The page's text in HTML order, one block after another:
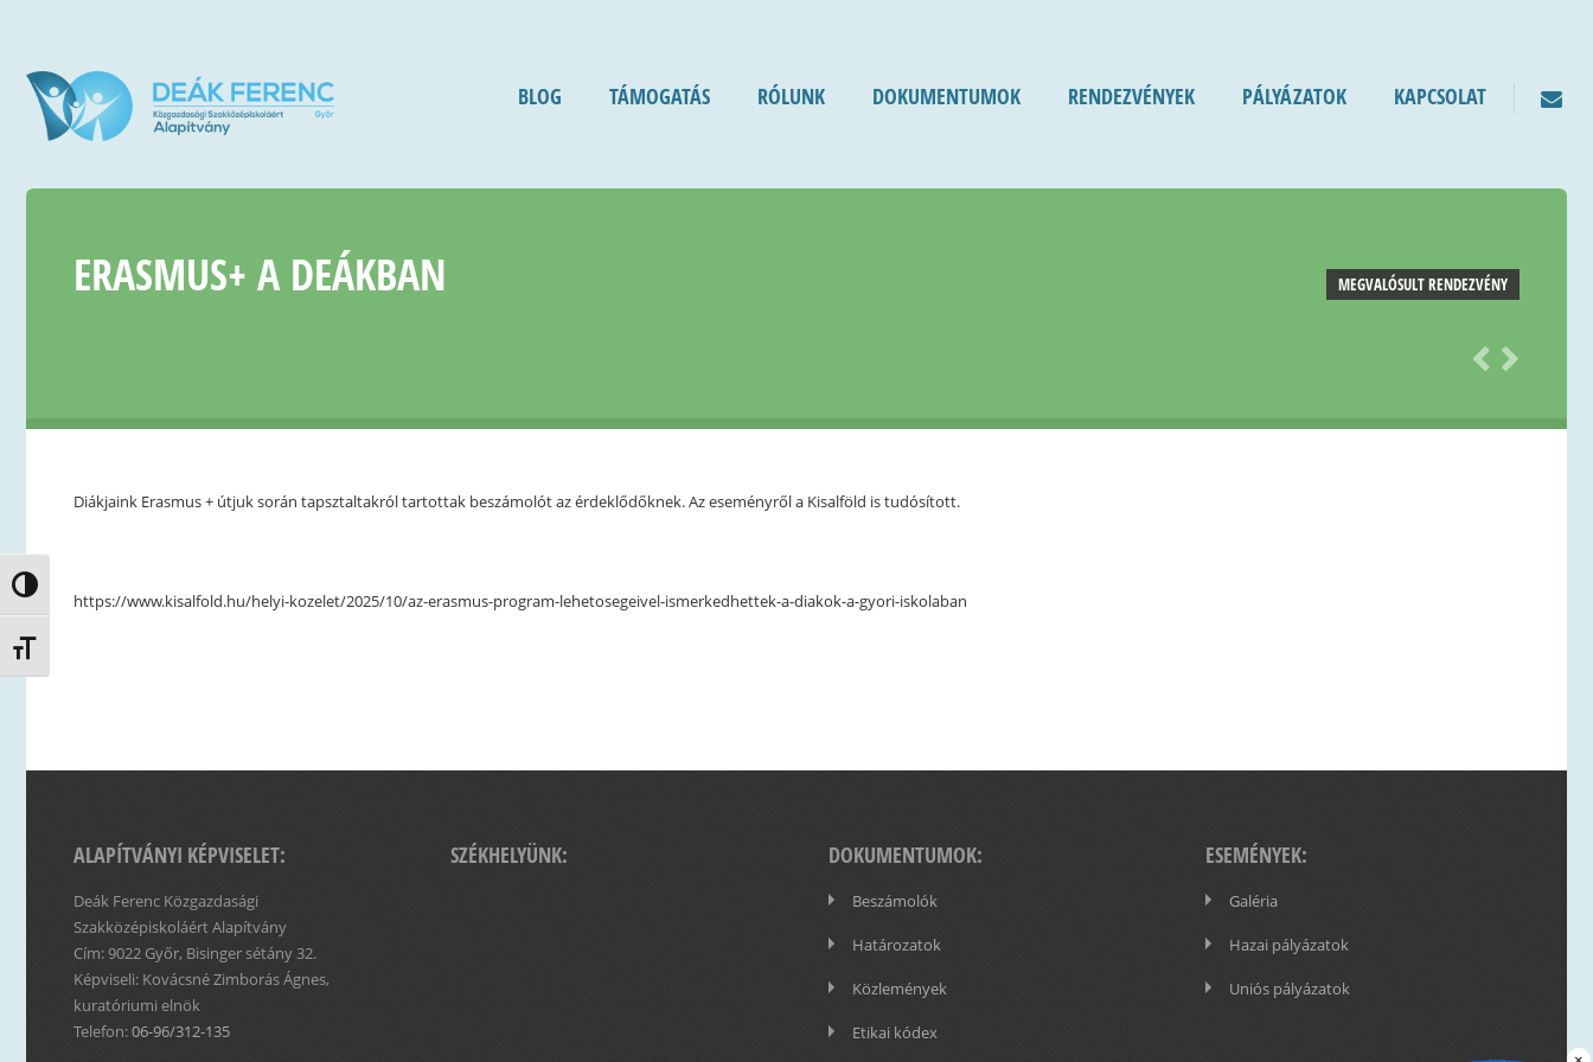
Nagy kontraszt váltása
Betűméret váltása
BLOG TÁMOGATÁS RÓLUNK DOKUMENTUMOK RENDEZVÉNYEK PÁLYÁZATOK KAPCSOLAT
ERASMUS+ A DEÁKBAN MEGVALÓSULT RENDEZVÉNY
Diákjaink Erasmus + útjuk során tapsztaltakról tartottak beszámolót az érdeklődőknek. Az eseményről a Kisalföld is tudósított.
https://www.kisalfold.hu/helyi-kozelet/2025/10/az-erasmus-program-lehetosegeivel-ismerkedhettek-a-diakok-a-gyori-iskolaban
ALAPÍTVÁNYI KÉPVISELET:
Deák Ferenc Közgazdasági
Szakközépiskoláért Alapítvány
Cím: 9022 Győr, Bisinger sétány 32.
Képviseli: Kovácsné Zimborás Ágnes,
kuratóriumi elnök
Telefon:06-96/312-135
SZÉKHELYÜNK: DOKUMENTUMOK:
Beszámolók
Határozatok
Közlemények
Etikai kódex
ESEMÉNYEK:
Galéria
Hazai pályázatok
Uniós pályázatok